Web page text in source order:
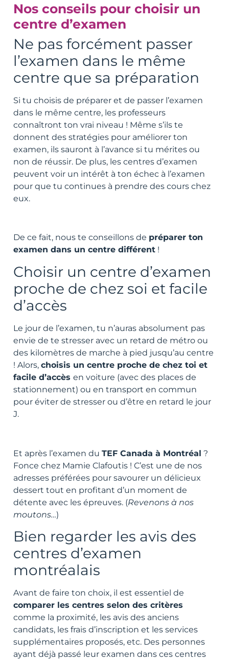
Nos conseils pour choisir un
centre d’examen
Ne pas forcément passer
l’examen dans le même
centre que sa préparation
Si tu choisis de préparer et de passer l’examen
dans le même centre, les professeurs
connaîtront ton vrai niveau ! Même s’ils te
donnent des stratégies pour améliorer ton
examen, ils sauront à l’avance si tu mérites ou
non de réussir. De plus, les centres d’examen
peuvent voir un intérêt à ton échec à l’examen
pour que tu continues à prendre des cours chez
eux.
De ce fait, nous te conseillons de préparer ton
examen dans un centre différent!
Choisir un centre d’examen
proche de chez soi et facile
d’accès
Le jour de l’examen, tu n’auras absolument pas
envie de te stresser avec un retard de métro ou
des kilomètres de marche à pied jusqu’au centre
! Alors, choisis un centre proche de chez toi et
facile d’accès en voiture (avec des places de
stationnement) ou en transport en commun
pour éviter de stresser ou d’être en retard le jour
J.
Et après l’examen du TEF Canada à Montréal ?
Fonce chez Mamie Clafoutis ! C’est une de nos
adresses préférées pour savourer un délicieux
dessert tout en profitant d’un moment de
détente avec les épreuves. (Revenons à nos
moutons…)
Bien regarder les avis des
centres d’examen
montréalais
Avant de faire ton choix, il est essentiel de
comparer les centres selon des critères
comme la proximité, les avis des anciens
candidats, les frais d’inscription et les services
supplémentaires proposés, etc. Des personnes
ayant déjà passé leur examen dans ces centres